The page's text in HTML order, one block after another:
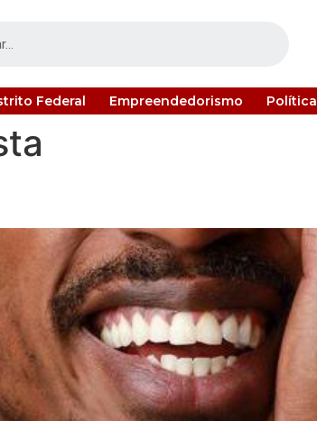
Federal Empreendedorismo Política